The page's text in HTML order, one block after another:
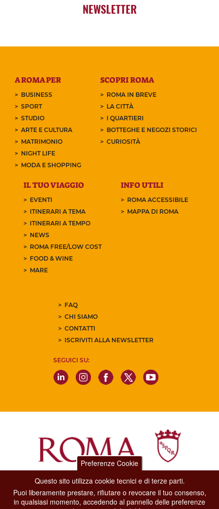
NEWSLETTER
A ROMA PER
BUSINESS
SPORT
STUDIO
ARTE E CULTURA
MATRIMONIO
NIGHT LIFE
MODA E SHOPPING
SCOPRI ROMA
ROMA IN BREVE
LA CITTÀ
I QUARTIERI
BOTTEGHE E NEGOZI STORICI
CURIOSITÀ
IL TUO VIAGGIO
EVENTI
ITINERARI A TEMA
ITINERARI A TEMPO
NEWS
ROMA FREE/LOW COST
FOOD & WINE
MARE
INFO UTILI
ROMA ACCESSIBILE
MAPPA DI ROMA
FAQ
CHI SIAMO
CONTATTI
ISCRIVITI ALLA NEWSLETTER
SEGUICI SU:
Dipartimento Grandi Eventi, Sport, Turismo e Moda.
Via di San Basilio, 51
00187 Roma
Preferenze Cookie
Questo sito utilizza cookie tecnici e di terze parti.
Puoi liberamente prestare, rifiutare o revocare il tuo consenso,
in qualsiasi momento, accedendo al pannello delle preferenze